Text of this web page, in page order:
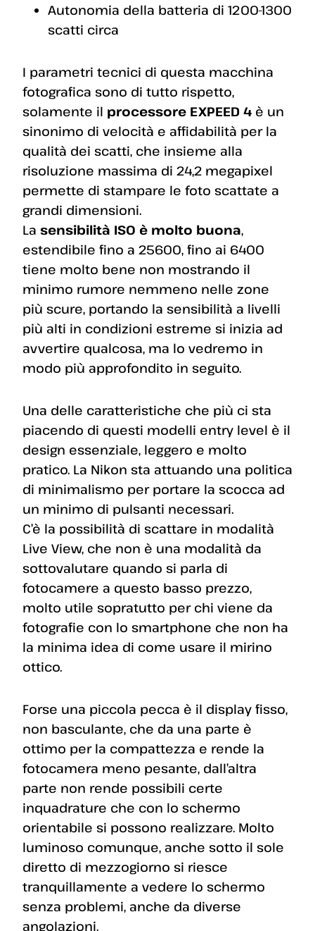
Autonomia della batteria di 1200-1300
scatti circa
I parametri tecnici di questa macchina
fotografica sono di tutto rispetto,
solamente il processore EXPEED 4 è un
sinonimo di velocità e affidabilità per la
qualità dei scatti, che insieme alla
risoluzione massima di 24,2 megapixel
permette di stampare le foto scattate a
grandi dimensioni.
La sensibilità ISO è molto buona,
estendibile fino a 25600, fino ai 6400
tiene molto bene non mostrando il
minimo rumore nemmeno nelle zone
più scure, portando la sensibilità a livelli
più alti in condizioni estreme si inizia ad
avvertire qualcosa, ma lo vedremo in
modo più approfondito in seguito.
Una delle caratteristiche che più ci sta
piacendo di questi modelli entry level è il
design essenziale, leggero e molto
pratico. La Nikon sta attuando una politica
di minimalismo per portare la scocca ad
un minimo di pulsanti necessari.
C’è la possibilità di scattare in modalità
Live View, che non è una modalità da
sottovalutare quando si parla di
fotocamere a questo basso prezzo,
molto utile sopratutto per chi viene da
fotografie con lo smartphone che non ha
la minima idea di come usare il mirino
ottico.
Forse una piccola pecca è il display fisso,
non basculante, che da una parte è
ottimo per la compattezza e rende la
fotocamera meno pesante, dall’altra
parte non rende possibili certe
inquadrature che con lo schermo
orientabile si possono realizzare. Molto
luminoso comunque, anche sotto il sole
diretto di mezzogiorno si riesce
tranquillamente a vedere lo schermo
senza problemi, anche da diverse
angolazioni.